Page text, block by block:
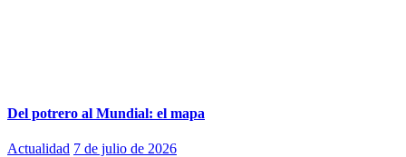
Del potrero al Mundial: el mapa
Actualidad 7 de julio de 2026